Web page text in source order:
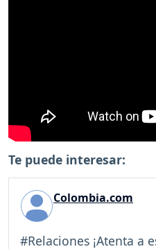
Te puede interesar:
Colombia.com
#Relaciones ¡Atenta a